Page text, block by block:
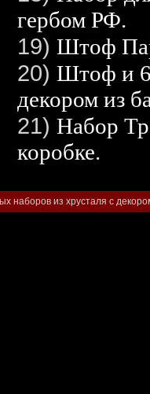
гербом РФ.
19) Штоф
20) Штоф и 6
декором из
21) Набор
коробке.
наборов из хрусталя с